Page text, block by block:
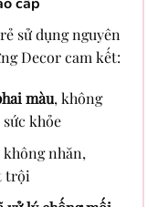
sử dụng nguyên
Decor cam kết:
màu, không
khỏe
không nhăn,
trội